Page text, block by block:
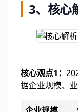
3、核心
核心观点1：
据企业规模、